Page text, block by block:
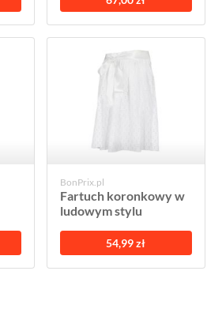
BonPrix.pl
Fartuch koronkowy w
ludowym stylu
54,99 zł